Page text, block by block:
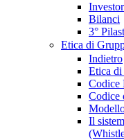
Bilanci
3°
Etica di
Indietro
Etica
Codice
Codice
Il